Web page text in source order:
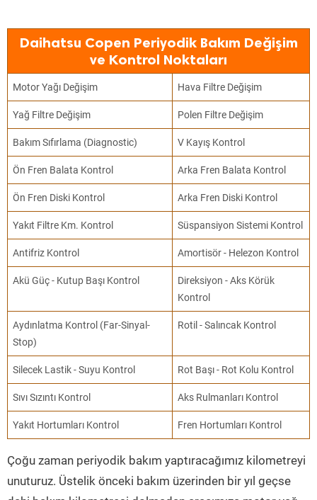
Daihatsu Copen Periyodik Bakım Değişim
ve Kontrol Noktaları
Motor Yağı Değişim Hava Filtre Değişim
Yağ Filtre Değişim Polen Filtre Değişim
Bakım Sıfırlama (Diagnostic) V Kayış Kontrol
Ön Fren Balata Kontrol Arka Fren Balata Kontrol
Ön Fren Diski Kontrol Arka Fren Diski Kontrol
Yakıt Filtre Km. Kontrol Süspansiyon Sistemi Kontrol
Antifriz Kontrol Amortisör - Helezon Kontrol
Akü Güç - Kutup Başı Kontrol
Direksiyon - Aks Körük
Kontrol
Aydınlatma Kontrol (Far-Sinyal-
Stop)
Rotil - Salıncak Kontrol
Silecek Lastik - Suyu Kontrol Rot Başı - Rot Kolu Kontrol
Sıvı Sızıntı Kontrol Aks Rulmanları Kontrol
Yakıt Hortumları Kontrol Fren Hortumları Kontrol
Çoğu zaman periyodik bakım yaptıracağımız kilometreyi
unuturuz. Üstelik önceki bakım üzerinden bir yıl geçse